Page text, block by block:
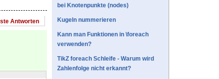
Antworten
bei Knotenpunkte (nodes)
Kugeln nummerieren
Kann man Funktionen in \foreach
verwenden?
TikZ foreach Schleife - Warum wird
Zahlenfolge nicht erkannt?